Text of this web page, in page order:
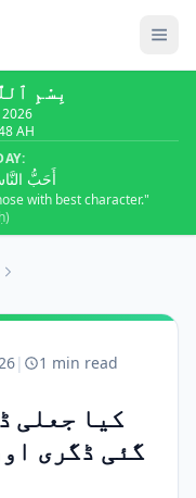
بِسْمِ
AH
أَحَبُّ
with best character."
| 1 min read
کیا جعلی
گئی ڈگری